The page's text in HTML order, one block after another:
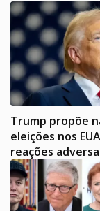
Trump propõe
eleições nos
reações